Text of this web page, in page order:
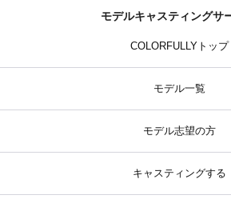
モデルキャスティングサ
COLORFULLYトップ
モデル一覧
モデル志望の方
キャスティングする